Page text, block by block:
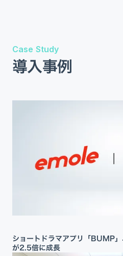
Case Study
導入事例
ショートドラマアプリ「BUMP
が2.5倍に成長